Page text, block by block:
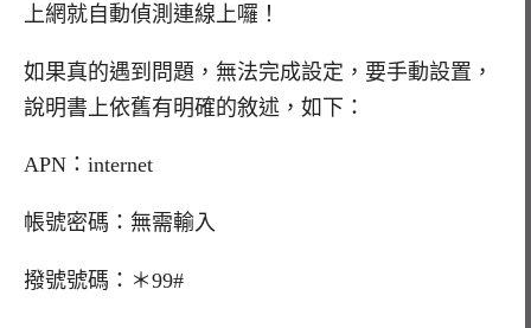
上網就自動偵測連線上囉！
如果真的遇到問題，無法完成設定，要手動設置，
說明書上依舊有明確的敘述，如下：
APN：internet
帳號密碼：無需輸入
撥號號碼：＊99#